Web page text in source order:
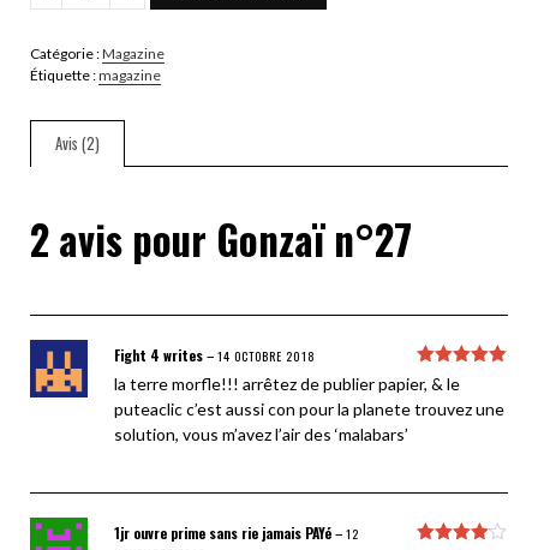
de
n°27
Catégorie :Magazine
Étiquette :magazine
Avis (2)
2 avis pour Gonzaï n°27
Note
5
Fight 4 writes– 14 OCTOBRE 2018
la terre morfle!!! arrêtez de publier papier, & le
puteaclic c’est aussi con pour la planete trouvez une
solution, vous m’avez l’air des ‘malabars’
1jr ouvre prime sans rie jamais PAYé– 12